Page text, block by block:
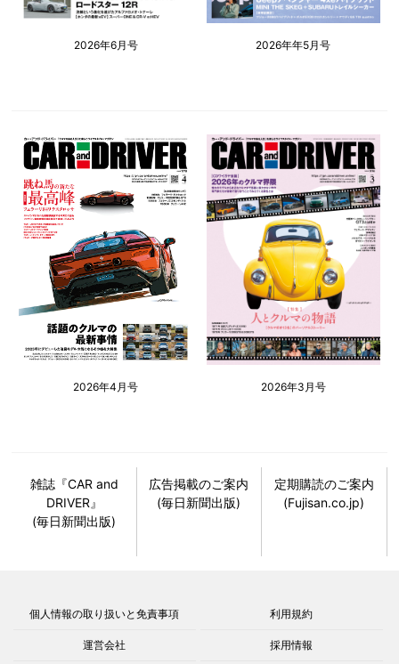
2026年6月号 2026年年5月号
2026年4月号 2026年3月号
雑誌『CAR and
DRIVER』
(毎日新聞出版)
広告掲載のご案内
(毎日新聞出版)
定期購読のご案内
(Fujisan.co.jp)
個人情報の取り扱いと免責事項 利用規約
運営会社 採用情報